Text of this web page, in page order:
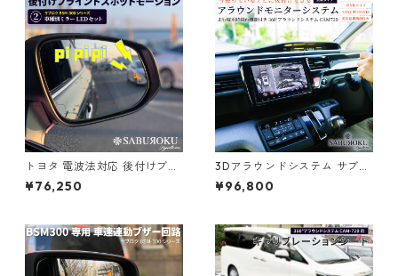
トヨタ 電波法対応 後付けブラ
インドスポットモーション BS
M-300 サブロク【車種別ミラ
ブラインドスポットモニター b
sm トヨタ ブラインド スポッ
ト モニター 死角検知 後方 死
角 接近 車線変更 警告 検出 注
¥76,250
3Dアラウンドシステム サブロ
ク CAM720 （汎用RCA映像出
力タイプ）[ アラウンドビュー
カメラ 録画機能付き バックカ
メラ マルチアングルカメラ 全
方位モニター マルチビューカ
メラ アラウンドモニター 画面
¥96,800